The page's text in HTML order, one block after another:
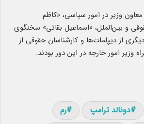
وزیر در امور سیاسی، «کاظم
و بین‌الملل، «اسماعیل بقائی» سخنگوی
از دیپلمات‌ها و کارشناسان حقوقی از
وزیر امور خارجه در این دور بودند.
دونالد ترامپ
رم